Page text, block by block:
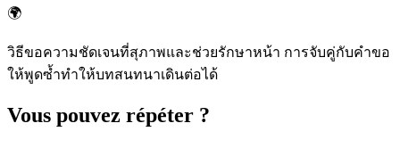
🌍
วิธีขอความชัดเจนที่สุภาพและช่วยรักษาหน้า การจับคู่กับคำขอ
ให้พูดซ้ำทำให้บทสนทนาเดินต่อได้
Vous pouvez répéter ?